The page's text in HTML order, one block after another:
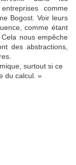
comme
Bogost. Voir leurs
comme étant
nous empêche
des abstractions,
surtout si ce
du calcul. »